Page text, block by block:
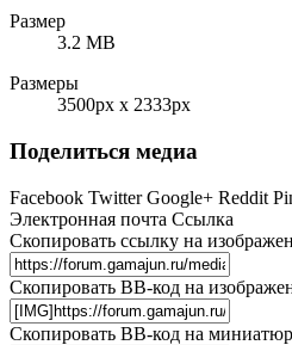
Размер
3.2 MB
Размеры
3500px x 2333px
Поделиться медиа
Facebook Twitter Google+ Reddit
Электронная почта Ссылка
Скопировать ссылку на
Скопировать BB-код на
Скопировать BB-код на